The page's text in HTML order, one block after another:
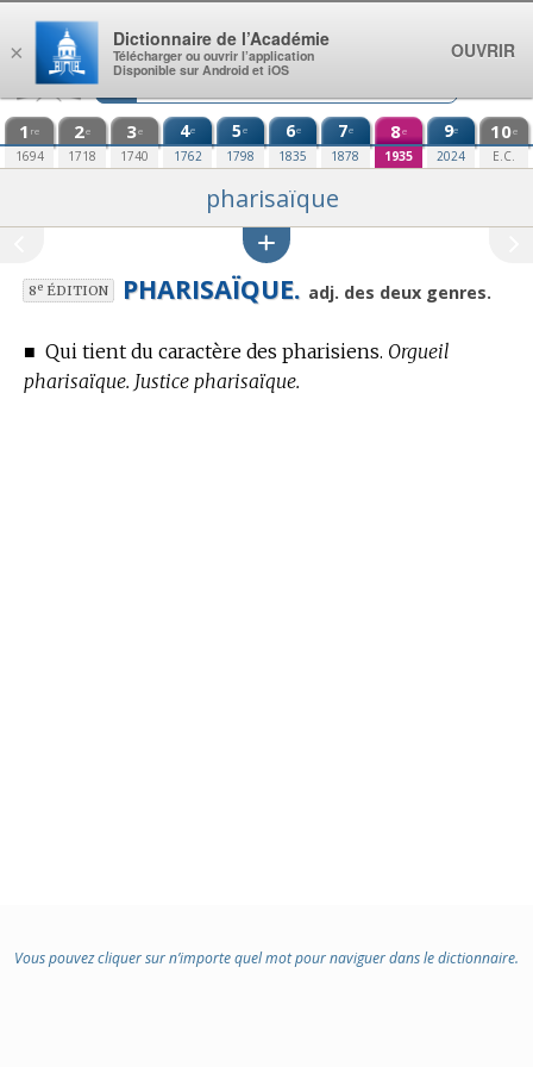
Aller au contenu
1 re
1694
2e
1718
3e
1740
4e
1762
5e
1798
6e
1835
7e
1878
8e
1935
9e
2024
10e
E.C.
pharisaïque
8eÉDITION PHARISAÏQUE. adj. des deux genres.
■ Qui tient du caractère des pharisiens. Orgueil
pharisaïque. Justice pharisaïque.
Vous pouvez cliquer sur n’importe quel mot pour naviguer dans le dictionnaire.
×
Dictionnaire de l’Académie
Télécharger ou ouvrir l’application
Disponible sur Android et iOS
OUVRIR